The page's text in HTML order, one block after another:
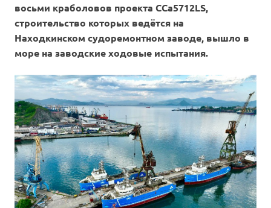
восьми краболовов проекта CCa5712LS,
строительство которых ведётся на
Находкинском судоремонтном заводе, вышло в
море на заводские ходовые испытания.